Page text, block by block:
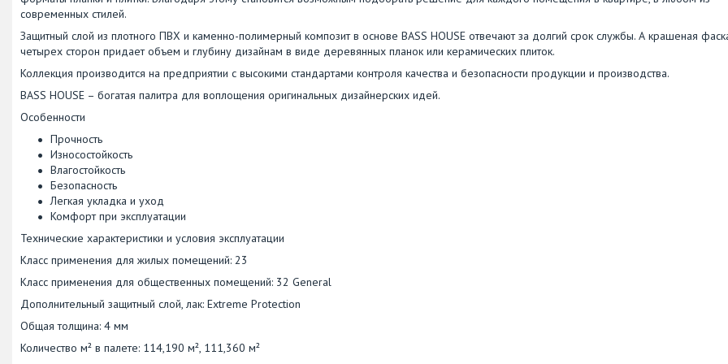
современных стилей.
Защитный слой из плотного ПВХ и каменно-полимерный композит в основе BASS HOUSE отвечают за долгий срок службы. А крашеная
четырех сторон придает объем и глубину дизайнам в виде деревянных планок или керамических плиток.
Коллекция производится на предприятии с высокими стандартами контроля качества и безопасности продукции и производства.
BASS HOUSE – богатая палитра для воплощения оригинальных дизайнерских идей.
Особенности
Прочность
Износостойкость
Влагостойкость
Безопасность
Легкая укладка и уход
Комфорт при эксплуатации
Технические характеристики и условия эксплуатации
Класс применения для жилых помещений: 23
Класс применения для общественных помещений: 32 General
Дополнительный защитный слой, лак: Extreme Protection
Общая толщина: 4 мм
Количество м² в палете: 114,190 м², 111,360 м²